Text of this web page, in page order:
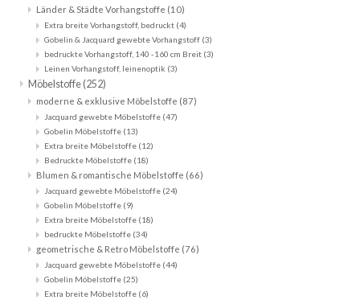
Länder & Städte Vorhangstoffe (10)
Extra breite Vorhangstoff, bedruckt (4)
Gobelin & Jacquard gewebte Vorhangstoff (3)
bedruckte Vorhangstoff, 140 -160 cm Breit (3)
Leinen Vorhangstoff, leinenoptik (3)
Möbelstoffe(252)
moderne & exklusive Möbelstoffe (87)
Jacquard gewebte Möbelstoffe (47)
Gobelin Möbelstoffe (13)
Extra breite Möbelstoffe (12)
Bedruckte Möbelstoffe (18)
Blumen & romantische Möbelstoffe (66)
Jacquard gewebte Möbelstoffe (24)
Gobelin Möbelstoffe (9)
Extra breite Möbelstoffe (18)
bedruckte Möbelstoffe (34)
geometrische & Retro Möbelstoffe (76)
Jacquard gewebte Möbelstoffe (44)
Gobelin Möbelstoffe (25)
Extra breite Möbelstoffe (6)